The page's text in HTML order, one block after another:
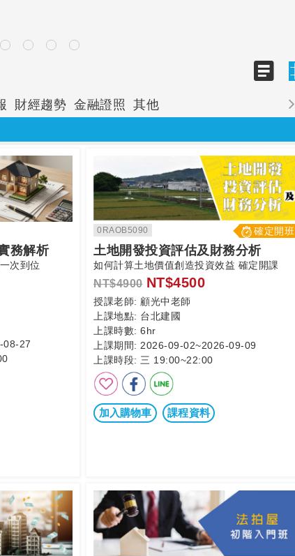
財經趨勢 金融證照 其他
務解析
次到位
08-27
0RAOB5090 確定開班
土地開發投資評估及財務分析
如何計算土地價值創造投資效益 確定開課
NT$4900 NT$4500
授課老師: 顧光中老師
上課地點: 台北建國
上課時數: 6hr
上課期間: 2026-09-02~2026-09-09
上課時段: 三 19:00~22:00
加入購物車 課程資料